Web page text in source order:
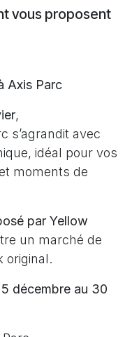
vous proposent
Axis Parc
,
s’agrandit avec
idéal pour vos
moments de
par Yellow
un marché de
original.
décembre au 30